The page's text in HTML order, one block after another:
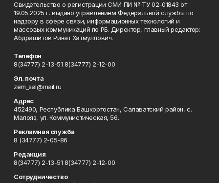
Свидетельство о регистрации СМИ ПИ № ТУ 02-01843 от
19.05.2025 г. выдано управлением Федеральной службы по
надзору в сфере связи, информационных технологий и
массовых коммуникаций по РБ. Директор, главный редактор:
Абдрашитов Ринат Хатмуллович.
Телефон
8(34777) 2-13-51 8(34777) 2-12-00
Эл. почта
zem_sal@mail.ru
Адрес
452490, Республика Башкортостан, Салаватский район, с.
Малояз, ул. Коммунистическая, 56.
Рекламная служба
8 (34777) 2-05-86
Редакция
8(34777) 2-13-51 8(34777) 2-12-00
Сотрудничество